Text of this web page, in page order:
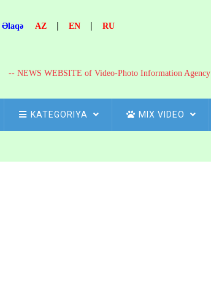
Əlaqə AZ | EN | RU
-- NEWS WEBSITE of Video-Photo Information Agency
KATEGORIYA MIX VIDEO